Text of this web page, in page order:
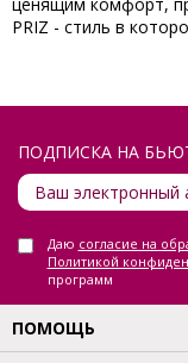
PRIZ - cтиль в
ПОДПИСКА НА
Даю согласие на
Политикой
программ
ПОМОЩЬ